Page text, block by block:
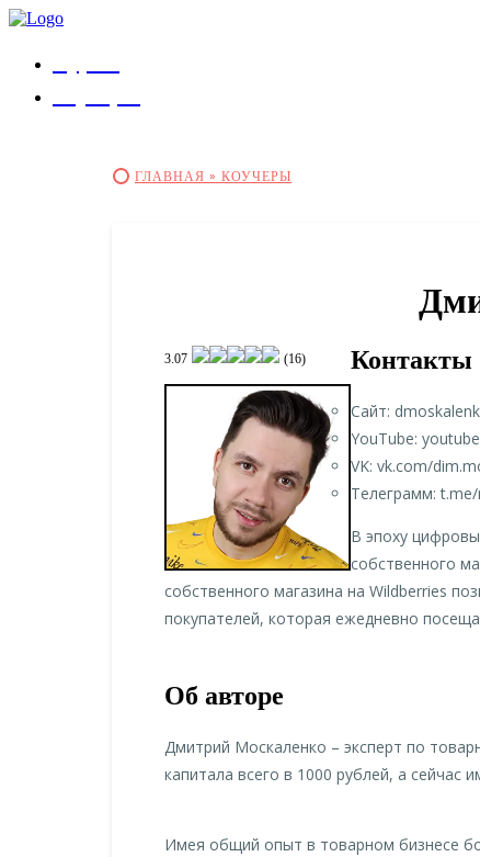
ГЛАВНАЯ » КОУЧЕРЫ
3.07 (16) Контакты
Сайт:
YouTube:
VK: vk.com/
Телеграмм: t.me/
В эпоху
собственного
собственного магазина на Wildberries
покупателей, которая ежедневно
Об авторе
Дмитрий Москаленко – эксперт по
капитала всего в 1000 рублей, а
Имея общий опыт в товарном бизнесе